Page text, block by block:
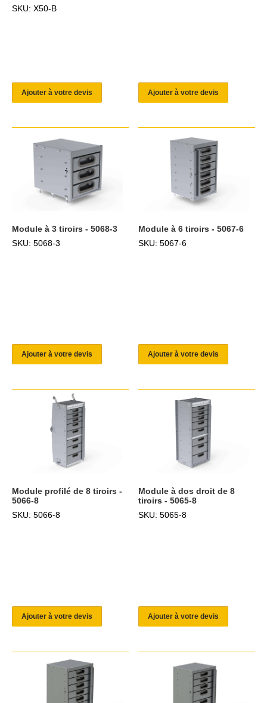
SKU: X50-B
Ajouter à votre devis Ajouter à votre devis
Module à 3 tiroirs - 5068-3
SKU: 5068-3
Ajouter à votre devis
Module à 6 tiroirs - 5067-6
SKU: 5067-6
Ajouter à votre devis
Module profilé de 8 tiroirs -
5066-8
SKU: 5066-8
Ajouter à votre devis
Module à dos droit de 8
tiroirs - 5065-8
SKU: 5065-8
Ajouter à votre devis